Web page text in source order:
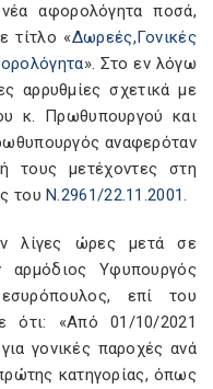
αφορολόγητα ποσά,
τίτλο «Δωρεές,Γονικές
». Στο εν λόγω
αρρυθμίες σχετικά με
κ. Πρωθυπουργού και
αναφερόταν
τους μετέχοντες στη
τουΝ.2961/22.11.2001.
λίγες ώρες μετά σε
αρμόδιος Υφυπουργός
επί του
ότι: «Από 01/10/2021
γονικές παροχές ανά
κατηγορίας, όπως